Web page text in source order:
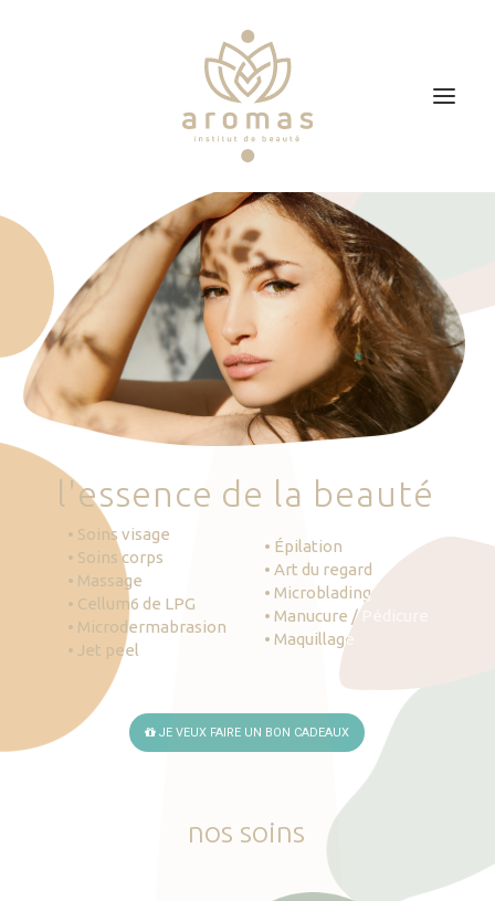
Soins
Je veux faire un bon cadeau
Plan d’accès
Prendre RDV
'essence de la beauté
• Soins visage
• Soins corps
• Massage
• Cellum6 de LPG
• Microdermabrasion
• Jet peel
• Épilation
• Art du regard
• Microblading
• Manucure / Pédicure
• Maquillage
JE VEUX FAIRE UN BON CADEAUX
nos soins